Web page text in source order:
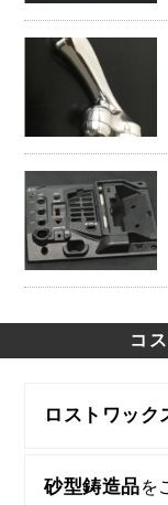
コ
ロストワック
砂型鋳造品を